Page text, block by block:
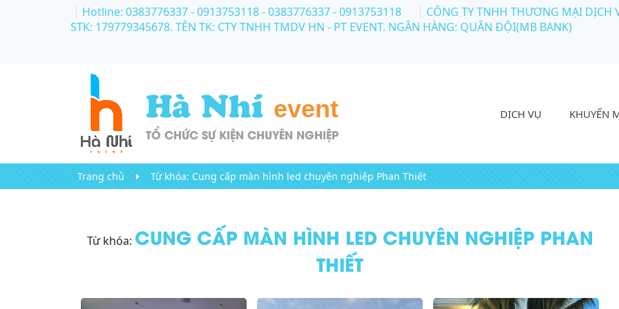
Hotline: 0383776337 - 0913753118- 0383776337 - 0913753118
CÔNG TY TNHH THƯƠNG MẠI DỊCH
STK: 179779345678. TÊN TK: CTY TNHH TMDV HN - PT EVENT. NGÂN HÀNG: QUÂN ĐỘI(MB BANK)
Hà Nhí event
TỔ CHỨC SỰ KIỆN CHUYÊN NGHIỆP
DỊCH VỤ KHUYẾN
Trang chủ Từ khóa: Cung cấp màn hình led chuyên nghiệp Phan Thiết
Từ khóa: CUNG CẤP MÀN HÌNH LED CHUYÊN NGHIỆP PHAN
THIẾT